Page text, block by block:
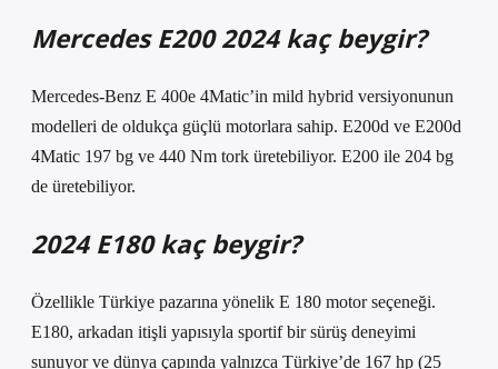
Mercedes E200 2024 kaç beygir?
Mercedes-Benz E 400e 4Matic’in mild hybrid versiyonunun
modelleri de oldukça güçlü motorlara sahip. E200d ve E200d
4Matic 197 bg ve 440 Nm tork üretebiliyor. E200 ile 204 bg
de üretebiliyor.
2024 E180 kaç beygir?
Özellikle Türkiye pazarına yönelik E 180 motor seçeneği.
E180, arkadan itişli yapısıyla sportif bir sürüş deneyimi
sunuyor ve dünya çapında yalnızca Türkiye’de 167 hp (25